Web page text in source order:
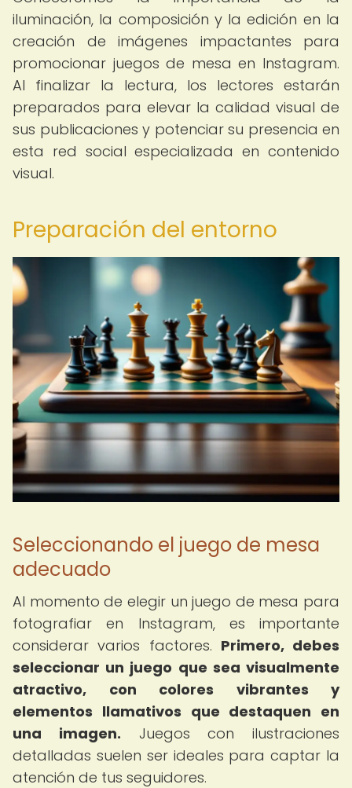
iluminación, la composición y la edición en la
creación de imágenes impactantes para
promocionar juegos de mesa en Instagram.
Al finalizar la lectura, los lectores estarán
preparados para elevar la calidad visual de
sus publicaciones y potenciar su presencia en
esta red social especializada en contenido
visual.
Preparación del entorno
Seleccionando el juego de mesa
adecuado
Al momento de elegir un juego de mesa para
fotografiar en Instagram, es importante
considerar varios factores. Primero, debes
seleccionar un juego que sea visualmente
atractivo, con colores vibrantes y
elementos llamativos que destaquen en
una imagen. Juegos con ilustraciones
detalladas suelen ser ideales para captar la
atención de tus seguidores.